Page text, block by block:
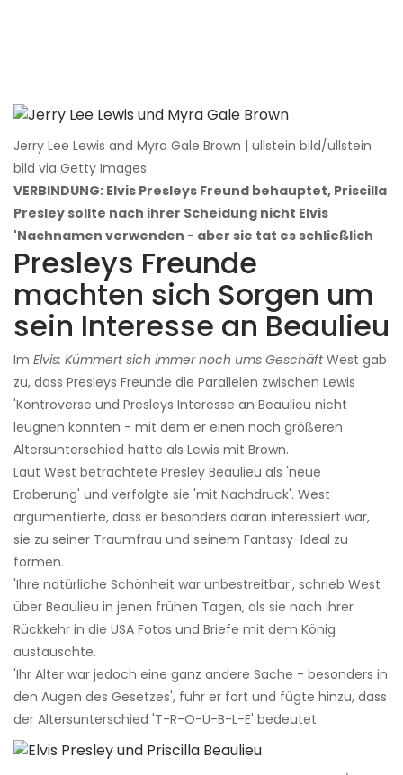
Jerry Lee Lewis and Myra Gale Brown | ullstein bild/ullstein
bild via Getty Images
VERBINDUNG: Elvis Presleys Freund behauptet, Priscilla
Presley sollte nach ihrer Scheidung nicht Elvis
'Nachnamen verwenden - aber sie tat es schließlich
Presleys Freunde
machten sich Sorgen um
sein Interesse an Beaulieu
Im Elvis: Kümmert sich immer noch ums GeschäftWest gab
zu, dass Presleys Freunde die Parallelen zwischen Lewis
'Kontroverse und Presleys Interesse an Beaulieu nicht
leugnen konnten - mit dem er einen noch größeren
Altersunterschied hatte als Lewis mit Brown.
Laut West betrachtete Presley Beaulieu als 'neue
Eroberung' und verfolgte sie 'mit Nachdruck'. West
argumentierte, dass er besonders daran interessiert war,
sie zu seiner Traumfrau und seinem Fantasy-Ideal zu
formen.
'Ihre natürliche Schönheit war unbestreitbar', schrieb West
über Beaulieu in jenen frühen Tagen, als sie nach ihrer
Rückkehr in die USA Fotos und Briefe mit dem König
austauschte.
'Ihr Alter war jedoch eine ganz andere Sache - besonders in
den Augen des Gesetzes', fuhr er fort und fügte hinzu, dass
der Altersunterschied 'T-R-O-U-B-L-E' bedeutet.